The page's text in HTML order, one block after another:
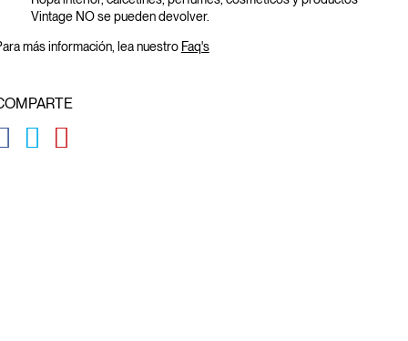
Vintage NO se pueden devolver.
más información, lea nuestro Faq's